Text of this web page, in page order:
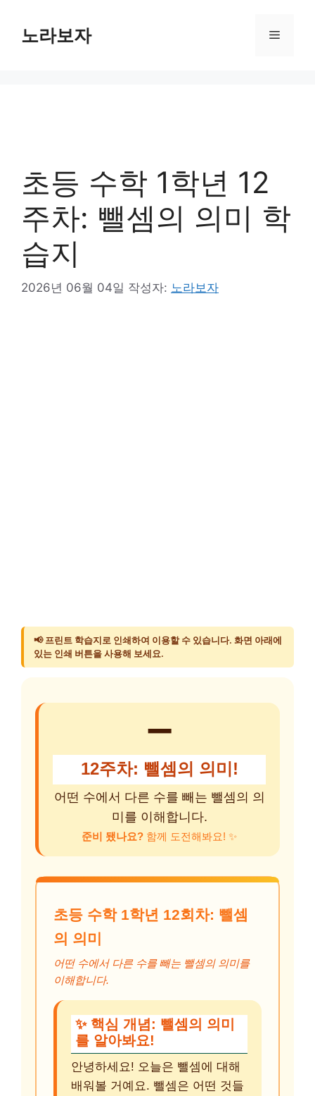
노라보자 메
초등 수학 1학년 12
주차: 뺄셈의 의미 학
습지
2026년 06월 04일 작성자: 노라보자
📢 프린트 학습지로 인쇄하여 이용할 수 있습니다. 화면 아래에
있는 인쇄 버튼을 사용해 보세요.
➖
12주차: 뺄셈의 의미!
어떤 수에서 다른 수를 빼는 뺄셈의 의
미를 이해합니다.
준비 됐나요? 함께 도전해봐요! ✨
초등 수학 1학년 12회차: 뺄셈
의 의미
어떤 수에서 다른 수를 빼는 뺄셈의 의미를
이해합니다.
✨ 핵심 개념: 뺄셈의 의미
를 알아봐요!
안녕하세요! 오늘은 뺄셈에 대해
배워볼 거예요. 뺄셈은 어떤 것들